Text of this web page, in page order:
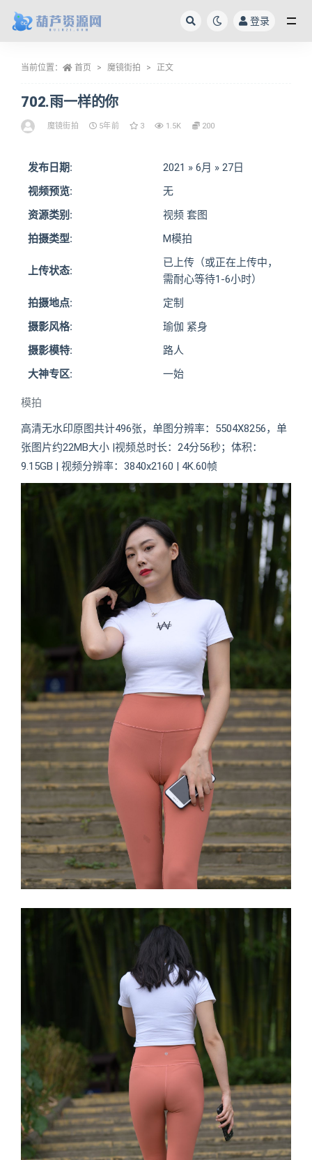
登录
当前位置： 首页 魔镜街拍 正文
702.雨一样的你
魔镜街拍 5年前 3 1.5K 200
模拍
发布日期:
2021 » 6月 » 27日
视频预览:
无
资源类别:
视频 套图
拍摄类型:
M模拍
上传状态:
已上传（或正在上传中，
需耐心等待1-6小时）
拍摄地点:
定制
摄影风格:
瑜伽 紧身
摄影模特:
路人
大神专区:
一始
高清无水印原图共计496张，单图分辨率：5504X8256，单
张图片约22MB大小 |视频总时长：24分56秒；体积：
9.15GB | 视频分辨率：3840x2160 | 4K.60帧